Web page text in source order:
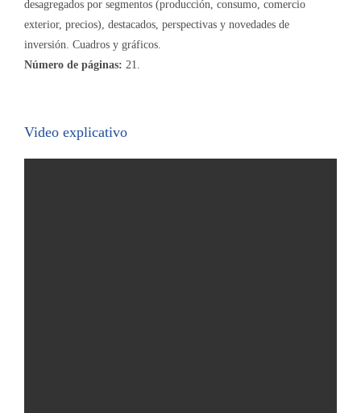
desagregados por segmentos (producción, consumo, comercio
exterior, precios), destacados, perspectivas y novedades de
inversión. Cuadros y gráficos.
Número de páginas: 21.
Video explicativo